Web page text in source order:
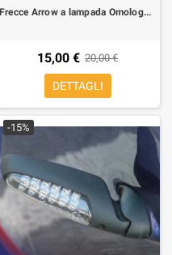
Frecce Arrow a lampada Omologate gambo corto carbon look (2 pezzi)
15,00 € 20,00 €
DETTAGLI
-15%